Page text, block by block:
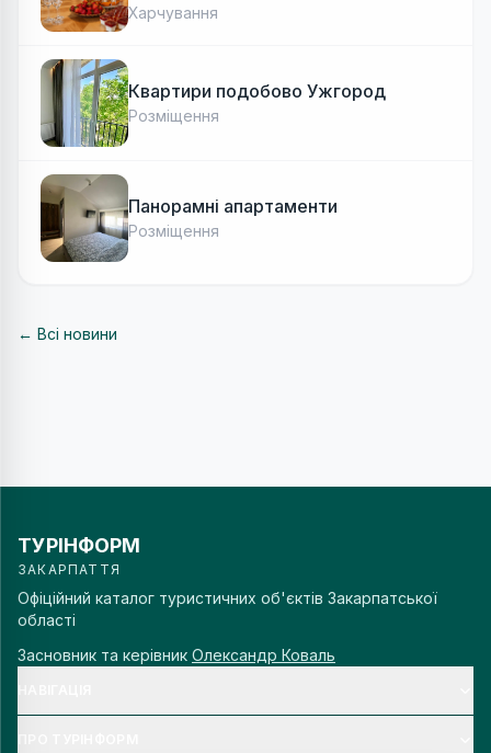
Харчування
Квартири подобово Ужгород
Розміщення
Панорамні апартаменти
Розміщення
← Всі новини
ТУРІНФОРМ
ЗАКАРПАТТЯ
Офіційний каталог туристичних об'єктів Закарпатської
області
Засновник та керівник Олександр Коваль